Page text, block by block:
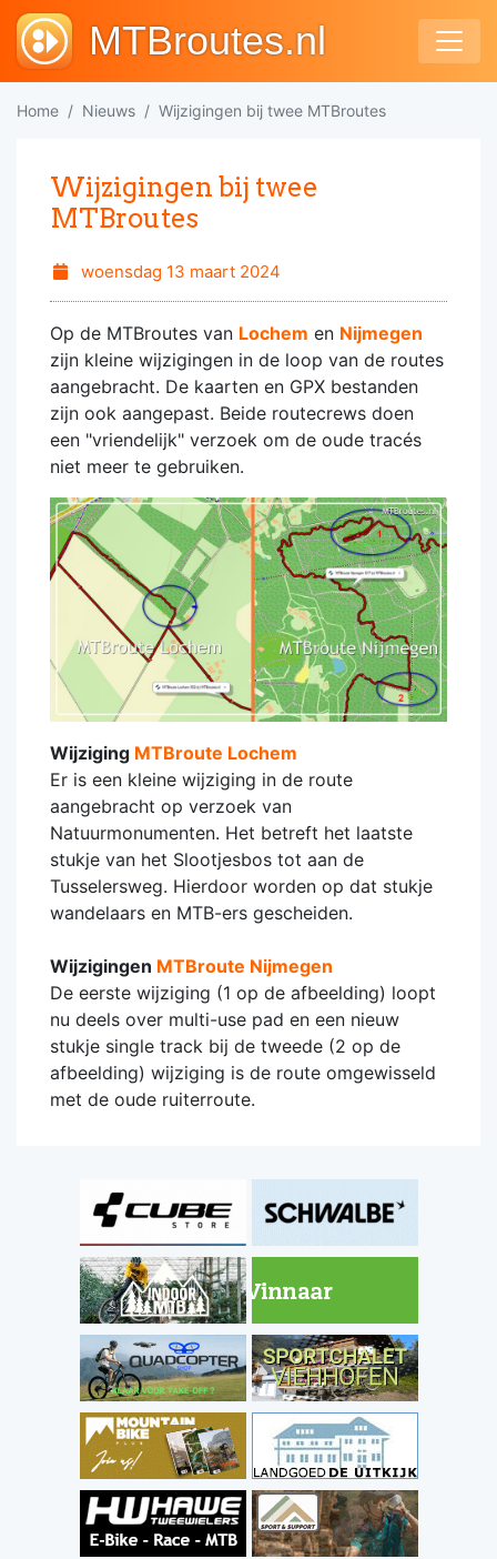
MTBroutes.nl
Home Nieuws Wijzigingen bij twee MTBroutes
Wijzigingen bij twee
MTBroutes
woensdag 13 maart 2024
Op de MTBroutes van Lochem en Nijmegen
zijn kleine wijzigingen in de loop van de routes
aangebracht. De kaarten en GPX bestanden
zijn ook aangepast. Beide routecrews doen
een "vriendelijk" verzoek om de oude tracés
niet meer te gebruiken.
Wijziging MTBroute Lochem
Er is een kleine wijziging in de route
aangebracht op verzoek van
Natuurmonumenten. Het betreft het laatste
stukje van het Slootjesbos tot aan de
Tusselersweg. Hierdoor worden op dat stukje
wandelaars en MTB-ers gescheiden.
Wijzigingen MTBroute Nijmegen
De eerste wijziging (1 op de afbeelding) loopt
nu deels over multi-use pad en een nieuw
stukje single track bij de tweede (2 op de
afbeelding) wijziging is de route omgewisseld
met de oude ruiterroute.